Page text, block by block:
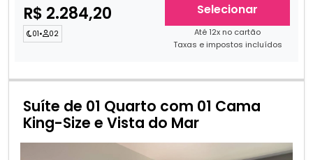
R$ 2.284,20
01• 02
Selecionar
Até 12x no cartão
Taxas e impostos incluídos
Suíte de 01 Quarto com 01 Cama
King-Size e Vista do Mar